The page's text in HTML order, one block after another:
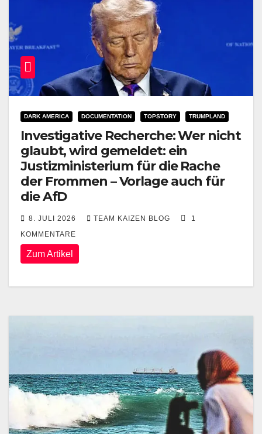
DARK AMERICA DOCUMENTATION TOPSTORY TRUMPLAND
Investigative Recherche: Wer nicht
glaubt, wird gemeldet: ein
Justizministerium für die Rache
der Frommen – Vorlage auch für
die AfD
8. JULI 2026 TEAM KAIZEN BLOG
1
KOMMENTARE
Zum Artikel